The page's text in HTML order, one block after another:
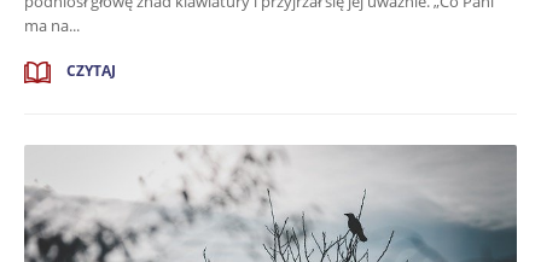
ma na...
CZYTAJ